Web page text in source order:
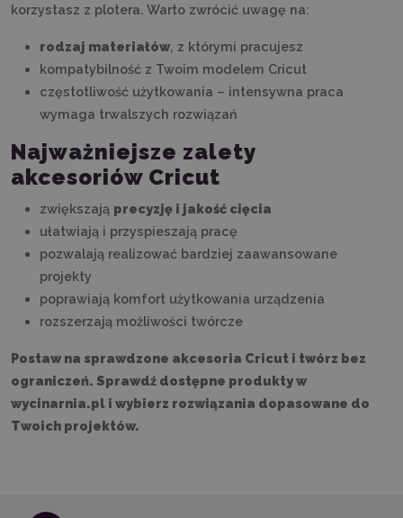
korzystasz z plotera. Warto zwrócić uwagę na:
rodzaj materiałów, z którymi pracujesz
kompatybilność z Twoim modelem Cricut
częstotliwość użytkowania – intensywna praca
wymaga trwalszych rozwiązań
Najważniejsze zalety
akcesoriów Cricut
zwiększają precyzję i jakość cięcia
ułatwiają i przyspieszają pracę
pozwalają realizować bardziej zaawansowane
projekty
poprawiają komfort użytkowania urządzenia
rozszerzają możliwości twórcze
Postaw na sprawdzone akcesoria Cricut i twórz bez
ograniczeń. Sprawdź dostępne produkty w
wycinarnia.pl i wybierz rozwiązania dopasowane do
Twoich projektów.